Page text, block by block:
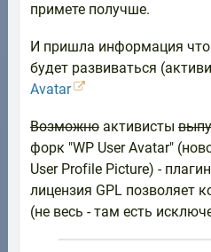
примете получше.
И пришла информация что
будет развиваться
Avatar
Возможноактивисты
форк "WP User Avatar"
User Profile Picture) -
лицензия GPL позволяет
(не весь - там есть